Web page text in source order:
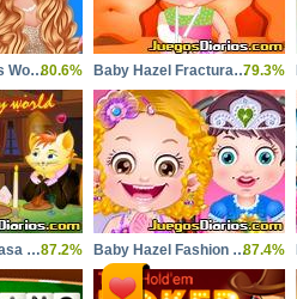
Princesses Miss World Challenge80.6% Baby Hazel Fractura de Mano79.3%
Construye La Casa de Mary87.2% Baby Hazel Fashion Party87.4%